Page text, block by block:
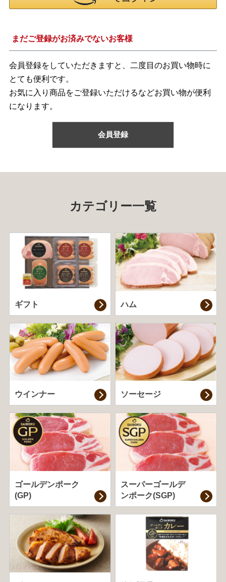
まだご登録がお済みでないお客様
会員登録をしていただきますと、二度目のお買い物時に
とても便利です。
お気に入り商品をご登録いただけるなどお買い物が便利
になります。
会員登録
カテゴリー一覧
ギフト ハム
ウインナー ソーセージ
ゴールデンポーク
(GP)
スーパーゴールデ
ンポーク(SGP)